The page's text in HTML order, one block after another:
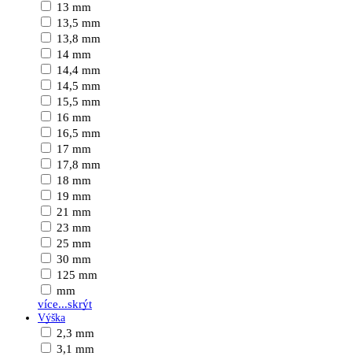
13 mm
13,5 mm
13,8 mm
14 mm
14,4 mm
14,5 mm
15,5 mm
16 mm
16,5 mm
17 mm
17,8 mm
18 mm
19 mm
21 mm
23 mm
25 mm
30 mm
125 mm
mm
více...skrýt
Výška
2,3 mm
3,1 mm